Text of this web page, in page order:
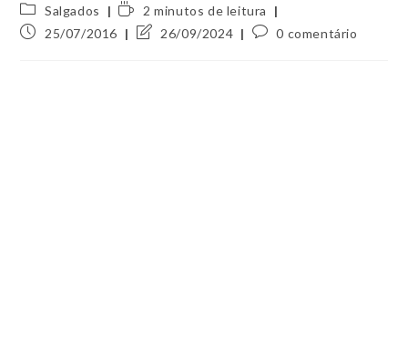
Categoria
do
post:
Salgados
Tempo
de
leitura:
2 minutos de leitura
Post25/07/2016
Última26/09/2024
Comentários
0 comentário